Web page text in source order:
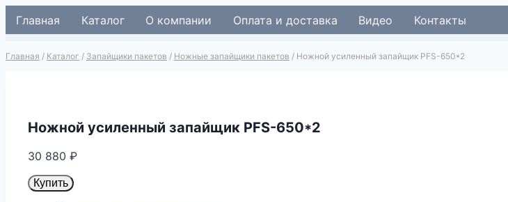
Перейти
Главная Каталог О компании Оплата и доставка Видео Контакты
Главная / Каталог / Запайщики пакетов / Ножные запайщики пакетов / Ножной усиленный запайщик PFS-650*2
Ножной усиленный запайщик PFS-650*2
30 880 ₽
Купить